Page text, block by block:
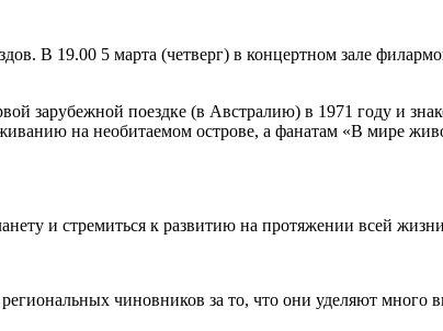
В 19.00 5 марта (четверг) в концертном зале
зарубежной поездке (в Австралию) в 1971 году и
на необитаемом острове, а фанатам «В мире
и стремиться к развитию на протяжении всей
чиновников за то, что они уделяют